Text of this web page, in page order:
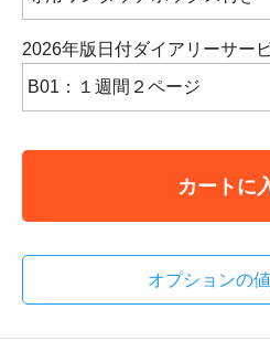
2026年版日付ダイアリーサー
カートに
オプションの